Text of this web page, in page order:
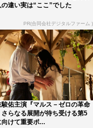
朝日
彼らが最初のターゲッ
ン”といわれる、大手
（勝村政信）。“陸上
を浴びていた早熟の天
言われた高校生スプリ
けの材料にした挙げ
の違い実は“ここ”でした
PR(合同会社デジタルファーム )
駿佑主演『マルス－ゼロの革命
さらなる展開が待ち受ける第5
向けて重要ポ...